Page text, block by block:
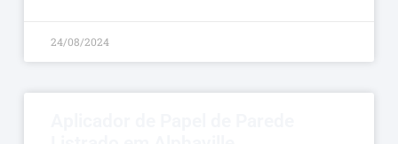
24/08/2024